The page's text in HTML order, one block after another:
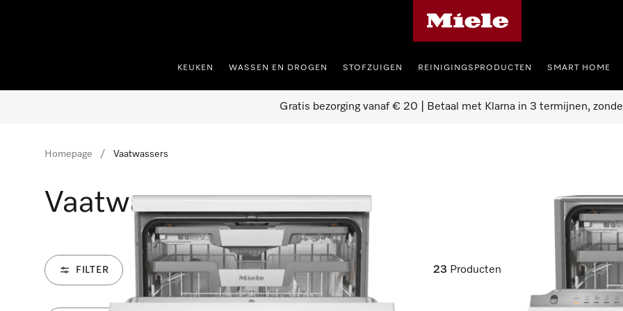
KEUKEN WASSEN EN DROGEN STOFZUIGEN REINIGINGSPRODUCTEN SMART HOME
Gratis bezorging vanaf € 20 | Betaal met Klarna in 3 termijnen,
Homepage Vaatwassers
Vaatwassers
FILTER 23 Producten